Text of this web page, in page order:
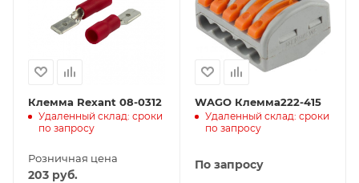
Клемма Rexant 08-0312
Удаленный склад: сроки
по запросу
Розничная цена
203 руб.
WAGO Клемма222-415
Удаленный склад: сроки
по запросу
По запросу